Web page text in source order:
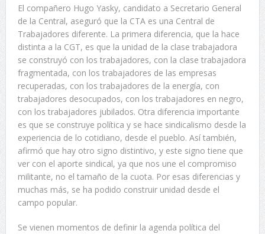
El compañero Hugo Yasky, candidato a Secretario General
de la Central, aseguró que la CTA es una Central de
Trabajadores diferente. La primera diferencia, que la hace
distinta a la CGT, es que la unidad de la clase trabajadora
se construyó con los trabajadores, con la clase trabajadora
fragmentada, con los trabajadores de las empresas
recuperadas, con los trabajadores de la energía, con
trabajadores desocupados, con los trabajadores en negro,
con los trabajadores jubilados. Otra diferencia importante
es que se construye política y se hace sindicalismo desde la
experiencia de lo cotidiano, desde el pueblo. Así también,
afirmó que hay otro signo distintivo, y este signo tiene que
ver con el aporte sindical, ya que nos une el compromiso
militante, no el tamaño de la cuota. Por esas diferencias y
muchas más, se ha podido construir unidad desde el
campo popular.
Se vienen momentos de definir la agenda política del